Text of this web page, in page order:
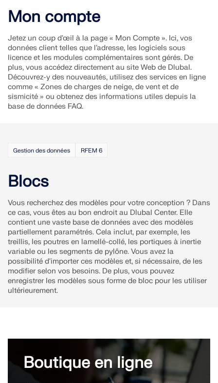
RWIND 3
Logiciel CFD pour souffleries numériques
En savoir plus
Votre porte vers la modélisation paramétrique et
Documentation API
Index
Premiers pas
Applications
Objets de modèle
Analyse aux éléments finis pour les
assemblages en acier
OBTENIR DE L’ASSISTANCE
OBTENIR UNE VERSION GRATUITE
CONTACTER LE SUPPORT
d'ingénierie et faites passer votre carrière à un
niveau supérieur.
DÉCOUVRIR LES OFFRES D’EMPLOI
Mon compte
Jetez un coup d'œil à la page « Mon Compte ». Ici, vos
données client telles que l’adresse, les logiciels sous
licence et les modules complémentaires sont gérés. De
plus, vous accédez directement au site Web de Dlubal.
Découvrez-y des nouveautés, utilisez des services en ligne
comme « Zones de charges de neige, de vent et de
sismicité » ou obtenez des informations utiles depuis la
base de données FAQ.
Gestion des données RFEM 6
Blocs
Vous recherchez des modèles pour votre conception ? Dans
ce cas, vous êtes au bon endroit au Dlubal Center. Elle
contient une vaste base de données avec des modèles
partiellement paramétrés. Cela inclut, par exemple, les
treillis, les poutres en lamellé-collé, les portiques à inertie
variable ou les segments de pylône. Vous avez la
possibilité d'importer ces modèles et, si nécessaire, de les
modifier selon vos besoins. De plus, vous pouvez
enregistrer les modèles sous forme de bloc pour les utiliser
ultérieurement.
Boutique en ligne